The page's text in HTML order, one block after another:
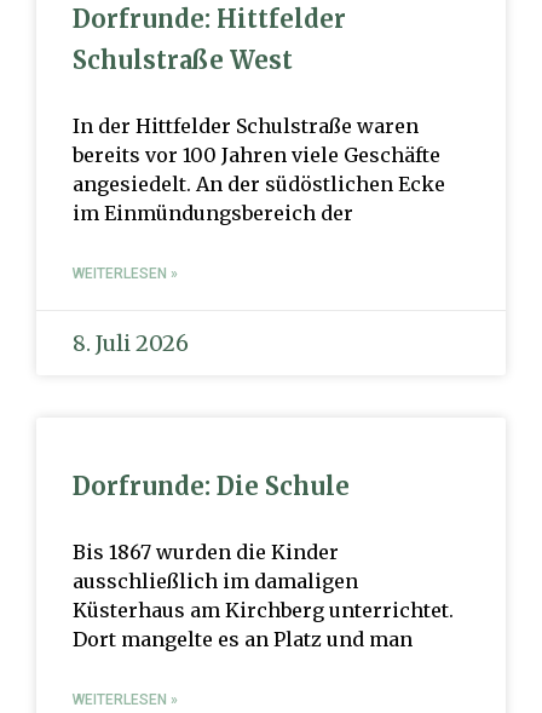
Dorfrunde: Hittfelder
Schulstraße West
In der Hittfelder Schulstraße waren
bereits vor 100 Jahren viele Geschäfte
angesiedelt. An der südöstlichen Ecke
im Einmündungsbereich der
WEITERLESEN »
8. Juli 2026
Dorfrunde: Die Schule
Bis 1867 wurden die Kinder
ausschließlich im damaligen
Küsterhaus am Kirchberg unterrichtet.
Dort mangelte es an Platz und man
WEITERLESEN »